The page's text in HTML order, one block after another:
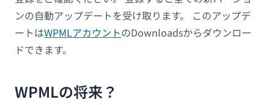
ンの自動アップデートを受け取ります。 このアップデ
ートはWPMLアカウントのDownloadsからダウンロー
ドできます。
WPMLの将来？